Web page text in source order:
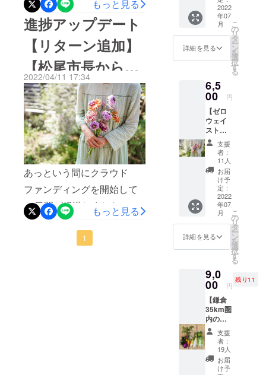
ングを実施している一つの
理由でもあります。金型は
一度作ってしまうと修正が
難しいため、金型を作る前
に、3Dプリンタを用いてサ
イズ感や基本構造の確認を
します。「え、こういうデ
ザインなの？」と誤解を受
けることもありますが、素
材や色等は実物とは異な
り、デザイン外観を確認す
るためのものではありませ
ん。実際に形にしてみる
と、ここが使いにくいと
か、これじゃダメだとか
皆様からご支援頂き、お陰
様で金額も目標の50%を越
えました！Megloo代表の善
積がクラウドファンディン
グ後、サービスをどのよう
にしていきたいかをインタ
ビューにて語りました。そ
の他にもMeglooとは何か、
飲食店やユーザーの声など
もまとめてあります。ぜひ
ご覧くださいませ。引き続
きどうぞよろしくおねがい
します！
もっと見る
進捗アップデート
【リターン追加】
【松尾市長からの
応援メッセージ】
2022/04/11 17:34
あっという間にクラウド
ファンディングを開始して
10日間が経過しました。こ
れまでご支援・ご協力いた
だきました皆様、本当にあ
もっと見る
1
御礼
メール
・エコ
バック
（テイ
クアウ
ト用）
りしま
す。 エ
コバッ
クはリ
サイク
ル素材
を用い
たもの
となり
ます。
本体サ
イズ 横
x縦：
300×36
0mm（
持ち手
530mm
ザイン
等は多
少の変
更があ
る可能
性があ
りま
す。
2022
年07
月
詳細を見る
こ
の
リ
タ
ー
ン
を
選
択
す
る
6,5
00 円
【ゼロ
ウェイ
スト！
応援あ
りがと
うござ
います
プラ
ン】 ・
御礼
メール
・廃棄
予定の
花の
ブーケ
1500円
料込
み） 鎌
倉在住
でフラ
ワー
アー
ティス
トとし
てご活
躍中の
前田有
支援
者：
11人
お届
け予
定：
2022
年07
月
詳細を見る
こ
の
リ
タ
ー
ン
を
選
択
す
る
9,0
00 円
残り11
【鎌倉
35km圏
内の旬
を皆様
の食卓
へお届
けパッ
ク】 ご
支援
者：
19人
お届
け予